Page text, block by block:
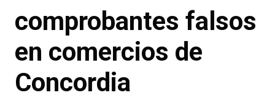
comprobantes falsos
en comercios de
Concordia